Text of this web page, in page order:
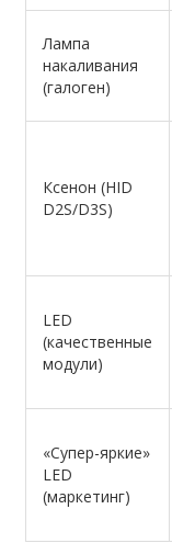
Лампа
накаливания
(галоген)
Ксенон (HID
D2S/D3S)
LED
(качественные
модули)
«Супер-яркие»
LED
(маркетинг)